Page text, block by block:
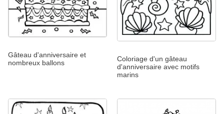
Gâteau d'anniversaire et
nombreux ballons
Coloriage d'un gâteau
d'anniversaire avec motifs
marins